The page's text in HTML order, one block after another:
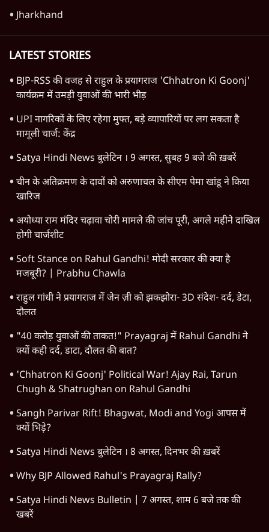
Jharkhand
LATEST STORIES
BJP-RSS की वजह से राहुल के प्रयागराज 'Chhatron Ki Goonj'
कार्यक्रम में उमड़ी युवाओं की भारी भीड़
UPI नागरिकों के लिए रहेगा मुफ्त, बड़े व्यापारियों पर लग सकता है
मामूली चार्ज: केंद्र
Satya Hindi News बुलेटिन । 9 अगस्त, सुबह 9 बजे की ख़बरें
चीन के अतिक्रमण के दावों को अरुणाचल के सीएम पेमा खांडू ने किया
खारिज
अयोध्या राम मंदिर चढ़ावा चोरी मामले की जांच पूरी, अगले महीने दाखिल
होगी चार्जशीट
Soft Stance on Rahul Gandhi! मोदी सरकार की क्या है
मजबूरी? | Prabhu Chawla
राहुल गांधी ने प्रयागराज में जेन ज़ी को झकझोरा- 3D संदेश- दर्द, डेटा,
दौलत
"40 करोड़ युवाओं की ताकत!" Prayagraj में Rahul Gandhi ने
क्यों कही दर्द, डाटा, दौलत की बात?
'Chhatron Ki Goonj' Political War! Ajay Rai, Tarun
Chugh & Shatrughan on Rahul Gandhi
Sangh Parivar Rift! Bhagwat, Modi and Yogi आपस में
क्यों भिड़े?
Satya Hindi News बुलेटिन । 8 अगस्त, दिनभर की ख़बरें
Why BJP Allowed Rahul's Prayagraj Rally?
Satya Hindi News Bulletin | 7 अगस्त, शाम 6 बजे तक की
खबरें